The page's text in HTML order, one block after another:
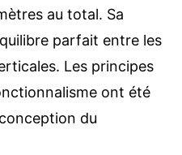
au total. Sa
parfait entre les
Les principes
ont été
du